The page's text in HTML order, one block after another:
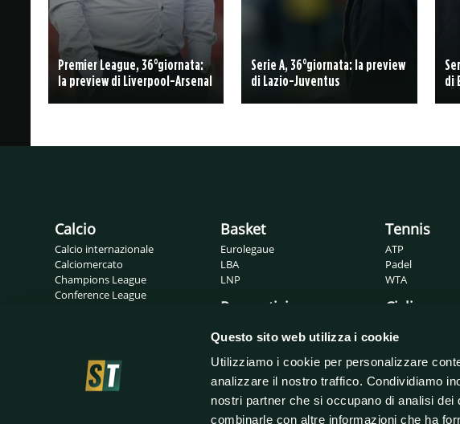
Questo sito web utilizza i cookie
Utilizziamo i cookie per personalizzare
analizzare il nostro traffico. Condividiamo
nostri partner che si occupano di analisi
combinarle con altre informazioni che ha
Premier League, 36°giornata:
la preview di Liverpool-Arsenal
Serie A, 36°giornata: la preview
di Lazio-Juventus
di
Calcio
Calcio internazionale
Calciomercato
Champions League
Conference League
Basket
Eurolegaue
LBA
LNP
Pronostici
Gossip
Tennis
ATP
Padel
WTA
Ciclismo
Tour de France